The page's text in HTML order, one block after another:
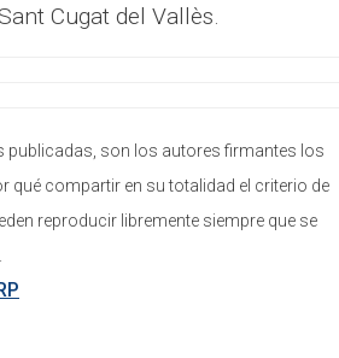
Cugat del Vallès.
publicadas, son los autores firmantes los
qué compartir en su totalidad el criterio de
reproducir libremente siempre que se